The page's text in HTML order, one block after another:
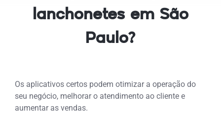
lanchonetes em São
Paulo?
Os aplicativos certos podem otimizar a operação do
seu negócio, melhorar o atendimento ao cliente e
aumentar as vendas.